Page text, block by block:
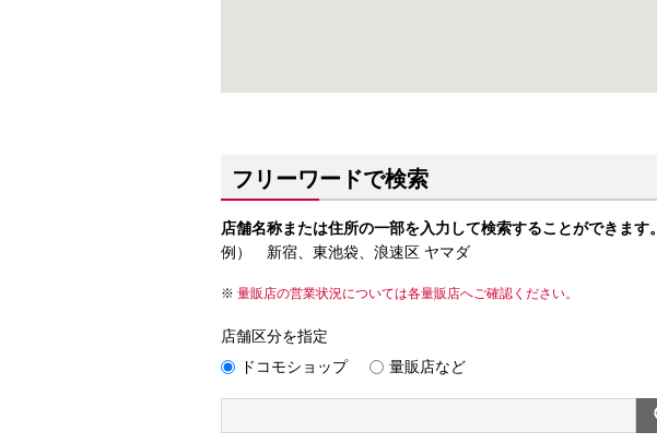
フリーワードで検索
店舗名称または住所の一部を入力して検索することができます。
例） 新宿、東池袋、浪速区 ヤマダ
量販店の営業状況については各量販店へご確認ください。
店舗区分を指定
ドコモショップ
量販店など